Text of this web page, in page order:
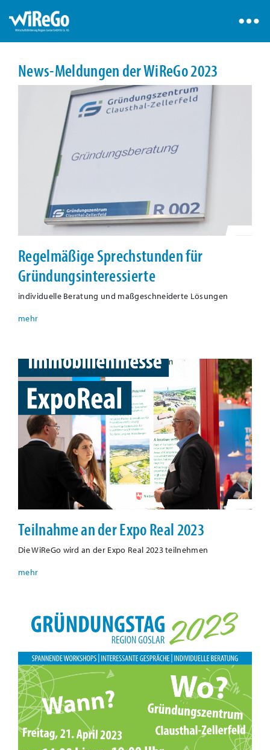
News-Meldungen der WiReGo 2023
Regelmäßige Sprechstunden für
Gründungsinteressierte
individuelle Beratung und maßgeschneiderte Lösungen
Teilnahme an der Expo Real 2023
Die WiReGo wird an der Expo Real 2023 teilnehmen